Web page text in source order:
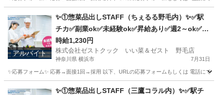
キッチン
アルバイト
✨①惣菜品出しSTAFF（ちぇるる野毛内）✨✅駅
チカ✅副業ok✅未経験ok✅昇給あり✅週2～ok✅扶
養内ok
時給1,230円
株式会社ゼストクック いい菜＆ゼスト 野毛店
神奈川県 横浜市 7月31日
✨応募フォーム✨ 応募→面接1回→採用 以下、URLの応募フォームもしくは 電話にて
キッチン
✨①惣菜品出しSTAFF（三鷹コラル内）✨✅駅チ